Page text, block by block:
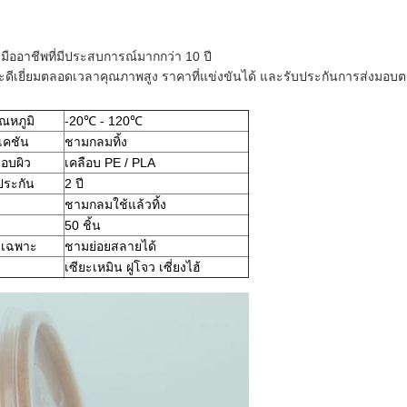
ออาชีพที่มีประสบการณ์มากกว่า 10 ปี
เยี่ยมตลอดเวลาคุณภาพสูง ราคาที่แข่งขันได้ และรับประกันการส่งมอบต
หภูมิ
-20℃ - 120℃
คชัน
ชามกลมทิ้ง
บผิว
เคลือบ PE / PLA
ระกัน
2 ปี
ชามกลมใช้แล้วทิ้ง
50 ชิ้น
ฉพาะ
ชามย่อยสลายได้
เซียะเหมิน ฝูโจว เซี่ยงไฮ้